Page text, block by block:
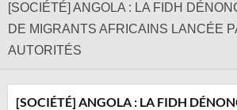
[SOCIÉTÉ] ANGOLA : LA FIDH
DE MIGRANTS AFRICAINS LANCÉE
AUTORITÉS
[SOCIÉTÉ] ANGOLA : LA FIDH